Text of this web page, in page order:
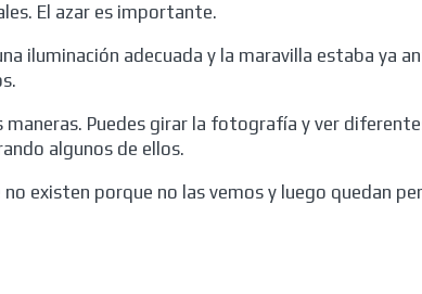
El azar es importante.
iluminación adecuada y la maravilla estaba ya
Puedes girar la fotografía y ver
algunos de ellos.
existen porque no las vemos y luego quedan